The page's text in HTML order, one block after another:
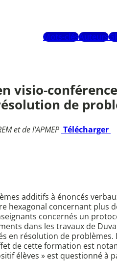
Mots-clésAuteurs
visio-
de
et de l'APMEP Télécharger
additifs à énoncés
concernant plus
concernés un
dans les travaux de
résolution de problèmes.
de cette formation est
élèves » est questionné à